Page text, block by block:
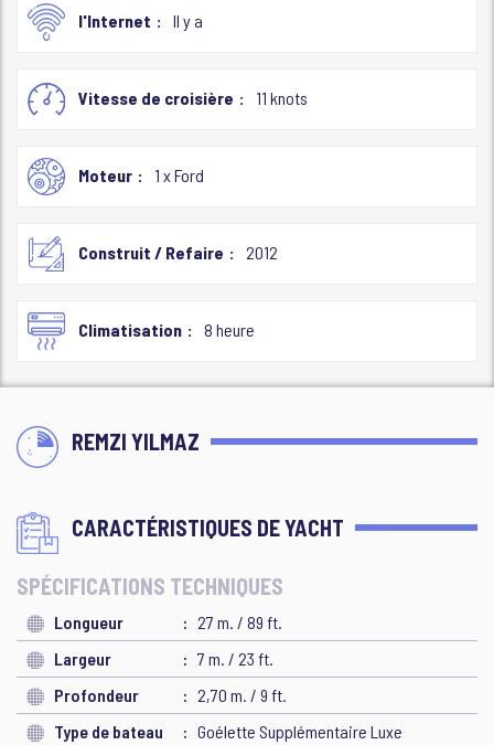
l'Internet Il y a
Vitesse de croisière 11 knots
Moteur 1 x Ford
Construit / Refaire 2012
Climatisation 8 heure
REMZI YILMAZ
CARACTÉRISTIQUES DE YACHT
SPÉCIFICATIONS TECHNIQUES
Longueur
27 m. / 89 ft.
Largeur
7 m. / 23 ft.
Profondeur
2,70 m. / 9 ft.
Type de bateau
Goélette Supplémentaire Luxe